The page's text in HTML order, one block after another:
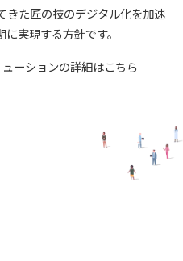
きた匠の技のデジタル化を加速
実現する方針です。
ーションの詳細はこちら